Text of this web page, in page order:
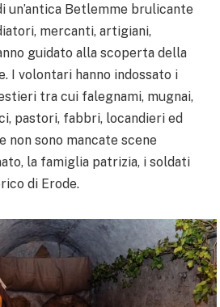
un’antica Betlemme brulicante
mercanti, artigiani,
guidato alla scoperta della
I volontari hanno indossato i
tra cui falegnami, mugnai,
pastori, fabbri, locandieri ed
non sono mancate scene
la famiglia patrizia, i soldati
di Erode.